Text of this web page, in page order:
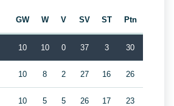
GW W V SV ST Ptn
10 10 0 37 3 30
10 8 2 27 16 26
10 5 5 26 17 23